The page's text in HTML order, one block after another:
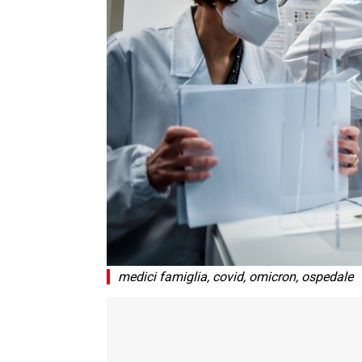
medici famiglia, covid, omicron, ospedale